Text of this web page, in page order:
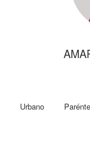
Urbano